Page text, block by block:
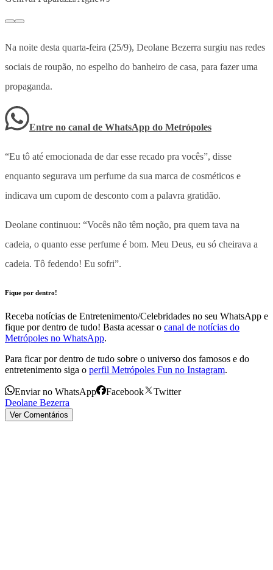
Na noite desta quarta-feira (25/9), Deolane Bezerra surgiu nas redes
sociais de roupão, no espelho do banheiro de casa, para fazer uma
propaganda.
Entre no canal de WhatsApp do Metrópoles
“Eu tô até emocionada de dar esse recado pra vocês”, disse
enquanto segurava um perfume da sua marca de cosméticos e
indicava um cupom de desconto com a palavra gratidão.
Deolane continuou: “Vocês não têm noção, pra quem tava na
cadeia, o quanto esse perfume é bom. Meu Deus, eu só cheirava a
cadeia. Tô fedendo! Eu sofri”.
Fique por dentro!
Receba notícias de Entretenimento/Celebridades no seu WhatsApp e
fique por dentro de tudo! Basta acessar o canal de notícias do
Metrópoles no WhatsApp.
Para ficar por dentro de tudo sobre o universo dos famosos e do
entretenimento siga o perfil Metrópoles Fun no Instagram.
Enviar no WhatsApp Facebook
Twitter
Deolane Bezerra
Ver Comentários